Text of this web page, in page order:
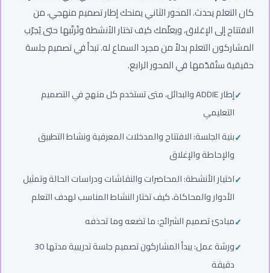
كان التعلم يحدث. المحور الثاني يمنحك إطار تصميم منهجي، من
الافتتاح إلى الإغلاق، ويعلّمك كيف تختار الأنشطة وتُرتّبها حتى يُجرّب
المشاركون التعلم بدلاً من مجرد السماع له. تبدأ في تصميم جلسة
حقيقية ستُقدّمها في المحور الرابع.
إطار ADDIE والبدائل، متى تستخدم كل منهج في التصميم
التعليمي
بنية الجلسة: الافتتاح والمدخلات المعرفية ونشاط التطبيق
والإحاطة والإغلاق
اختيار الأنشطة: المحاضرات والنقاشات ودراسات الحالة وتمثيل
الأدوار والمحاكاة، كيف تختار النشاط المناسب لهدف التعلم
مبادئ تصميم الشرائح: ما تضعه وما تحذفه
ورشة عمل: يبدأ المشاركون تصميم جلسة تدريبية مدتها 30
دقيقة